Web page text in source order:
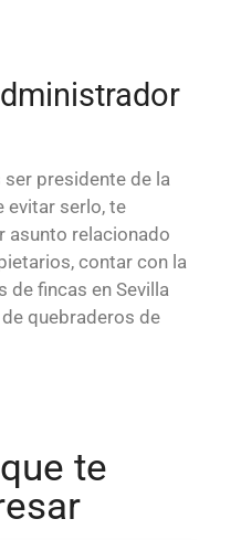
presidente de la
evitar serlo, te
asunto relacionado
contar con la
de fincas en Sevilla
quebraderos de
te